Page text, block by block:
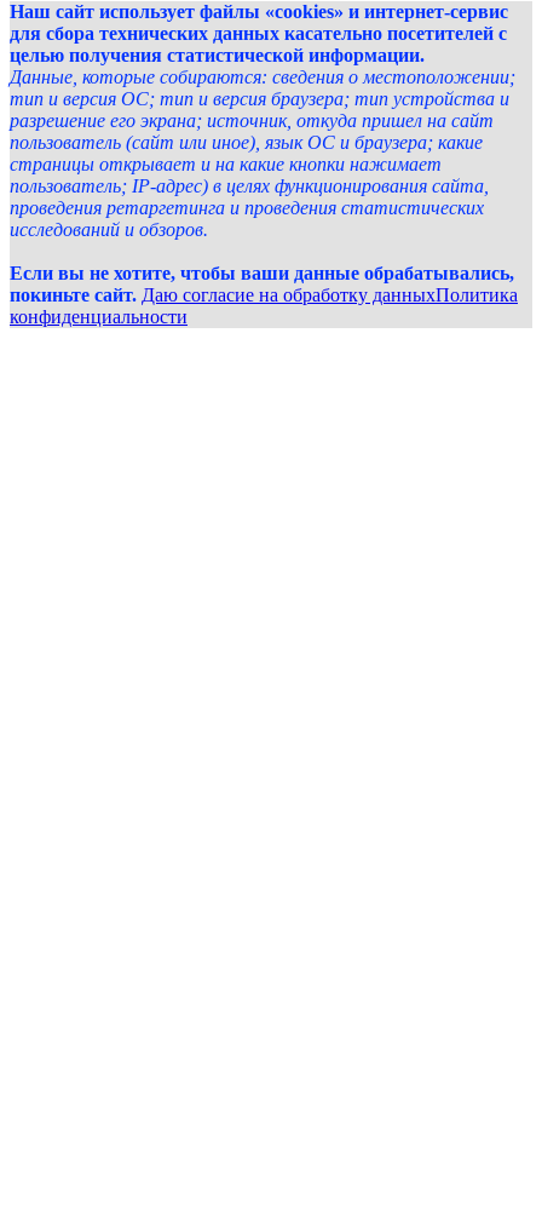
Наш сайт использует файлы «cookies» и интернет-сервис
для сбора технических данных касательно посетителей с
целью получения статистической информации.
Данные, которые собираются: сведения о местоположении;
тип и версия ОС; тип и версия браузера; тип устройства и
разрешение его экрана; источник, откуда пришел на сайт
пользователь (сайт или иное), язык ОС и браузера; какие
страницы открывает и на какие кнопки нажимает
пользователь; IP-адрес) в целях функционирования сайта,
проведения ретаргетинга и проведения статистических
исследований и обзоров.
Если вы не хотите, чтобы ваши данные обрабатывались,
покиньте сайт. Даю согласие на обработку данныхПолитика
конфиденциальности